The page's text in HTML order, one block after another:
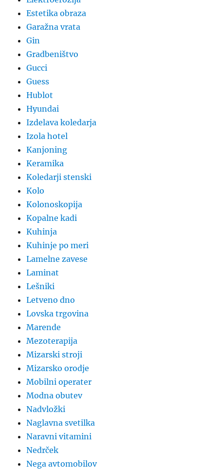
Estetika obraza
Garažna vrata
Gin
Gradbeništvo
Gucci
Guess
Hublot
Hyundai
Izdelava koledarja
Izola hotel
Kanjoning
Keramika
Koledarji stenski
Kolo
Kolonoskopija
Kopalne kadi
Kuhinja
Kuhinje po meri
Lamelne zavese
Laminat
Lešniki
Letveno dno
Lovska trgovina
Marende
Mezoterapija
Mizarski stroji
Mizarsko orodje
Mobilni operater
Modna obutev
Nadvložki
Naglavna svetilka
Naravni vitamini
Nedrček
Nega avtomobilov